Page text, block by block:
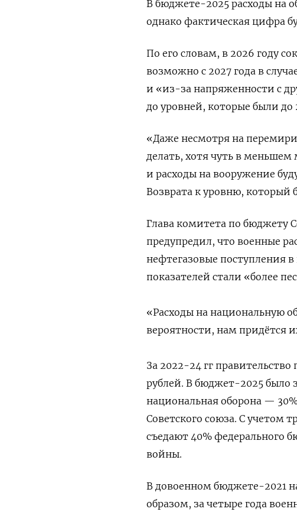
В бюджете-2025 расходы на
однако фактическая цифра
По его словам, в 2026 году
возможно с 2027 года в
и «из-за напряженности с
до уровней, которые были до
«Даже несмотря на
делать, хотя чуть в
и расходы на вооружение
Возврата к уровню, который
Глава комитета по бюджету
предупредил, что военные
нефтегазовые поступления
показателей стали «более
«Расходы на национальную
вероятности, нам придётся
За 2022-24 гг
рублей. В бюджет-2025 было
национальная оборона —
Советского союза. С учетом
съедают 40% федерального
войны.
В довоенном бюджете-2021
образом, за четыре года